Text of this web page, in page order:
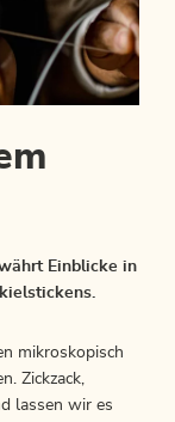
Einblicke in
mikroskopisch
Zickzack,
lassen wir es